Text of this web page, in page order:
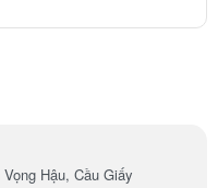
Hậu, Cầu Giấy